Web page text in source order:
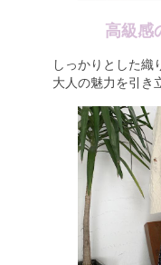
高級感
しっかりとした織
大人の魅力を引き